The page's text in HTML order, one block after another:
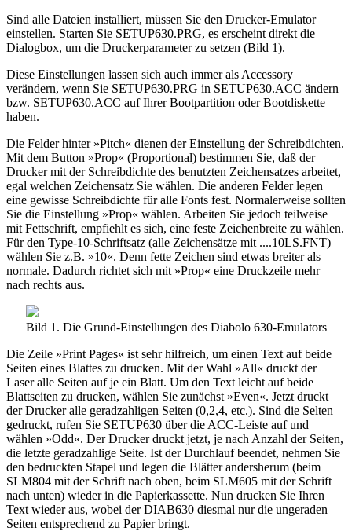
Sind alle Dateien installiert, müssen Sie den Drucker-Emulator
einstellen. Starten Sie SETUP630.PRG, es erscheint direkt die
Dialogbox, um die Druckerparameter zu setzen (Bild 1).
Diese Einstellungen lassen sich auch immer als Accessory
verändern, wenn Sie SETUP630.PRG in SETUP630.ACC ändern
bzw. SETUP630.ACC auf Ihrer Bootpartition oder Bootdiskette
haben.
Die Felder hinter »Pitch« dienen der Einstellung der Schreibdichten.
Mit dem Button »Prop« (Proportional) bestimmen Sie, daß der
Drucker mit der Schreibdichte des benutzten Zeichensatzes arbeitet,
egal welchen Zeichensatz Sie wählen. Die anderen Felder legen
eine gewisse Schreibdichte für alle Fonts fest. Normalerweise sollten
Sie die Einstellung »Prop« wählen. Arbeiten Sie jedoch teilweise
mit Fettschrift, empfiehlt es sich, eine feste Zeichenbreite zu wählen.
Für den Type-10-Schriftsatz (alle Zeichensätze mit ....10LS.FNT)
wählen Sie z.B. »10«. Denn fette Zeichen sind etwas breiter als
normale. Dadurch richtet sich mit »Prop« eine Druckzeile mehr
nach rechts aus.
Bild 1. Die Grund-Einstellungen des Diabolo 630-Emulators
Die Zeile »Print Pages« ist sehr hilfreich, um einen Text auf beide
Seiten eines Blattes zu drucken. Mit der Wahl »All« druckt der
Laser alle Seiten auf je ein Blatt. Um den Text leicht auf beide
Blattseiten zu drucken, wählen Sie zunächst »Even«. Jetzt druckt
der Drucker alle geradzahligen Seiten (0,2,4, etc.). Sind die Selten
gedruckt, rufen Sie SETUP630 über die ACC-Leiste auf und
wählen »Odd«. Der Drucker druckt jetzt, je nach Anzahl der Seiten,
die letzte geradzahlige Seite. Ist der Durchlauf beendet, nehmen Sie
den bedruckten Stapel und legen die Blätter andersherum (beim
SLM804 mit der Schrift nach oben, beim SLM605 mit der Schrift
nach unten) wieder in die Papierkassette. Nun drucken Sie Ihren
Text wieder aus, wobei der DIAB630 diesmal nur die ungeraden
Seiten entsprechend zu Papier bringt.